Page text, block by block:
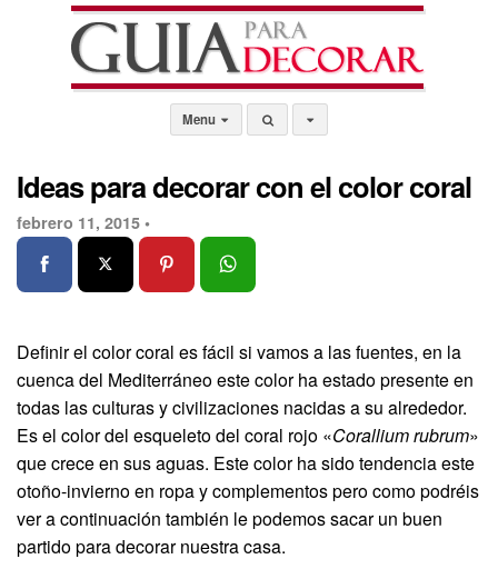
Menu
Ideas para decorar con el color coral
febrero 11, 2015 •
Definir el color coral es fácil si vamos a las fuentes, en la
cuenca del Mediterráneo este color ha estado presente en
todas las culturas y civilizaciones nacidas a su alrededor.
Es el color del esqueleto del coral rojo «Corallium rubrum»
que crece en sus aguas. Este color ha sido tendencia este
otoño-invierno en ropa y complementos pero como podréis
ver a continuación también le podemos sacar un buen
partido para decorar nuestra casa.